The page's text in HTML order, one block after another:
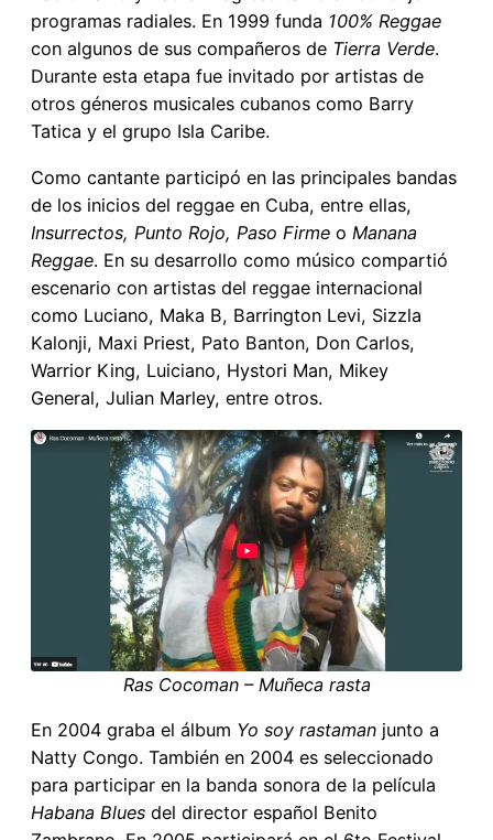
programas radiales. En 1999 funda 100% Reggae
con algunos de sus compañeros de Tierra Verde.
Durante esta etapa fue invitado por artistas de
otros géneros musicales cubanos como Barry
Tatica y el grupo Isla Caribe.
Como cantante participó en las principales bandas
de los inicios del reggae en Cuba, entre ellas,
Insurrectos, Punto Rojo, Paso Firme o Manana
Reggae. En su desarrollo como músico compartió
escenario con artistas del reggae internacional
como Luciano, Maka B, Barrington Levi, Sizzla
Kalonji, Maxi Priest, Pato Banton, Don Carlos,
Warrior King, Luiciano, Hystori Man, Mikey
General, Julian Marley, entre otros.
Ras Cocoman – Muñeca rasta
En 2004 graba el álbum Yo soy rastaman junto a
Natty Congo. También en 2004 es seleccionado
para participar en la banda sonora de la película
Habana Blues del director español Benito